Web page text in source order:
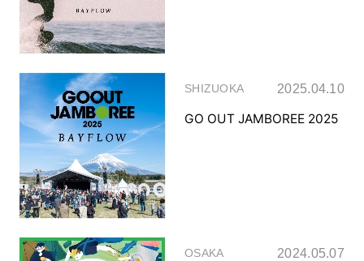
SHIZUOKA 2025.04.10
GO OUT JAMBOREE 2025
OSAKA 2024.05.07